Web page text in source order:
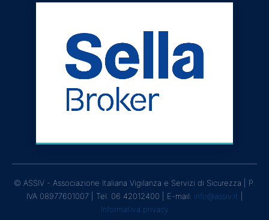
© ASSIV - Associazione Italiana Vigilanza e Servizi di Sicurezza | P.
IVA 08977601007 | Tel. 06 42012400 | E-mail: info@assiv.it
Informativa privacy